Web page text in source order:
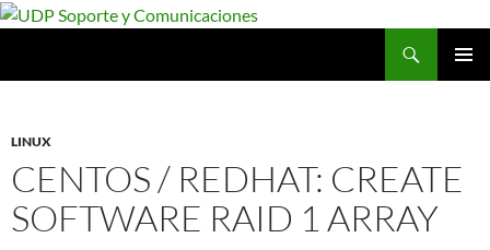
Saltar
LINUX
CENTOS / REDHAT: CREATE
SOFTWARE RAID 1 ARRAY